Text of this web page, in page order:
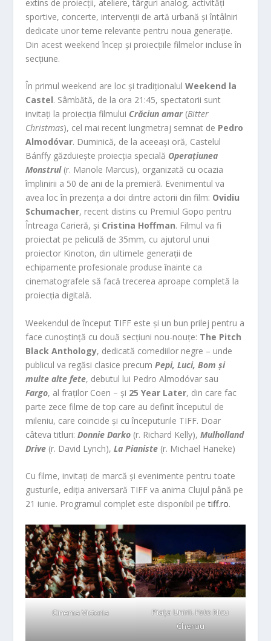
extins de proiecții, ateliere, târguri analog, activități
sportive, concerte, intervenții de artă urbană și întâlniri
dedicate unor teme relevante pentru noua generație.
Din acest weekend încep și proiecțiile filmelor incluse în
secțiune.
În primul weekend are loc și tradiționalulWeekend la
Castel. Sâmbătă, de la ora 21:45, spectatorii sunt
invitați la proiecția filmului Crăciun amar (Bitter
Christmas), cel mai recent lungmetraj semnat de Pedro
Almodóvar. Duminică, de la aceeași oră, Castelul
Bánffy găzduiește proiecția specială Operațiunea
Monstrul(r. Manole Marcus), organizată cu ocazia
împlinirii a 50 de ani de la premieră. Evenimentul va
avea loc în prezența a doi dintre actorii din film: Ovidiu
Schumacher, recent distins cu Premiul Gopo pentru
Întreaga Carieră, și Cristina Hoffman. Filmul va fi
proiectat pe peliculă de 35mm, cu ajutorul unui
proiector Kinoton, din ultimele generații de
echipamente profesionale produse înainte ca
cinematografele să facă trecerea aproape completă la
proiecția digitală.
Weekendul de început TIFF este și un bun prilej pentru a
face cunoștință cu două secțiuni nou-nouțe: The Pitch
Black Anthology, dedicată comediilor negre – unde
publicul va regăsi clasice precumPepi, Luci, Bom și
multe alte fete, debutul lui Pedro Almodóvar sau
Fargo, al fraților Coen – și 25 Year Later, din care fac
parte zece filme de top care au definit începutul de
mileniu, care coincide și cu începuturile TIFF. Doar
câteva titluri:Donnie Darko (r. Richard Kelly),Mulholland
Drive (r. David Lynch),La Pianiste (r. Michael Haneke)
Cu filme, invitați de marcă și evenimente pentru toate
gusturile, ediția aniversară TIFF va anima Clujul până pe
21 iunie. Programul complet este disponibil petiff.ro.
Cinema Victoria
Piața Unirii. Foto Nicu
Cherciu